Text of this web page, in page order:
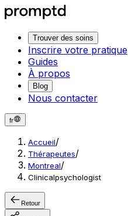
Trouver des soins
Inscrire votre pratique
Guides
À propos
Blog
Nous contacter
fr
Accueil/
Thérapeutes/
Montreal/
Clinicalpsychologist
Retour